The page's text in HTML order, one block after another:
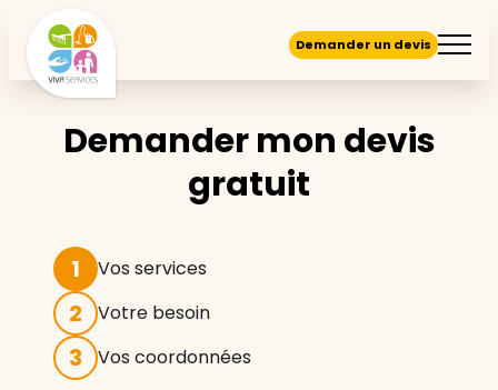
Demander un devis
Demander mon devis
gratuit
1 Vos services
2 Votre besoin
3 Vos coordonnées